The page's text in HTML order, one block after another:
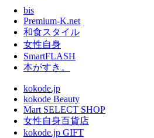
bis
Premium-K.net
和食スタイル
女性自身
SmartFLASH
本がすき。
kokode.jp
kokode Beauty
Mart SELECT SHOP
女性自身百貨店
kokode.jp GIFT